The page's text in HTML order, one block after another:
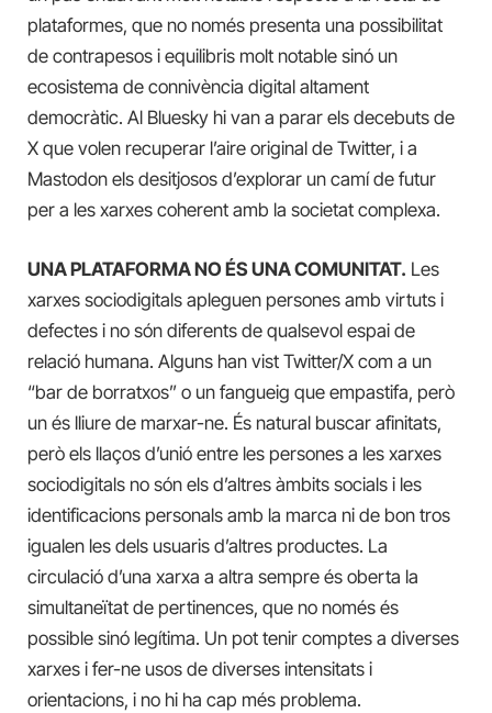
plataformes, que no només presenta una possibilitat
de contrapesos i equilibris molt notable sinó un
ecosistema de connivència digital altament
democràtic. Al Bluesky hi van a parar els decebuts de
X que volen recuperar l’aire original de Twitter, i a
Mastodon els desitjosos d’explorar un camí de futur
per a les xarxes coherent amb la societat complexa.
UNA PLATAFORMA NO ÉS UNA COMUNITAT. Les
xarxes sociodigitals apleguen persones amb virtuts i
defectes i no són diferents de qualsevol espai de
relació humana. Alguns han vist Twitter/X com a un
“bar de borratxos” o un fangueig que empastifa, però
un és lliure de marxar-ne. És natural buscar afinitats,
però els llaços d’unió entre les persones a les xarxes
sociodigitals no són els d’altres àmbits socials i les
identificacions personals amb la marca ni de bon tros
igualen les dels usuaris d’altres productes. La
circulació d’una xarxa a altra sempre és oberta la
simultaneïtat de pertinences, que no només és
possible sinó legítima. Un pot tenir comptes a diverses
xarxes i fer-ne usos de diverses intensitats i
orientacions, i no hi ha cap més problema.